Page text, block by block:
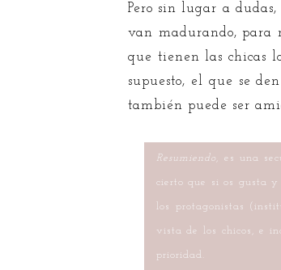
Pero sin lugar a
van madurando, para
que tienen las chicas
supuesto, el que se
también puede ser
Resumiendo , es una
cierto que si os gusta
los protagonistas
vista de los chicos, e
prioridad.